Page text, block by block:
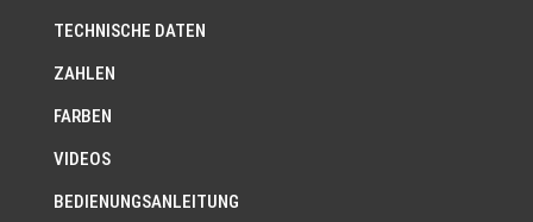
TECHNISCHE DATEN
ZAHLEN
FARBEN
VIDEOS
BEDIENUNGSANLEITUNG